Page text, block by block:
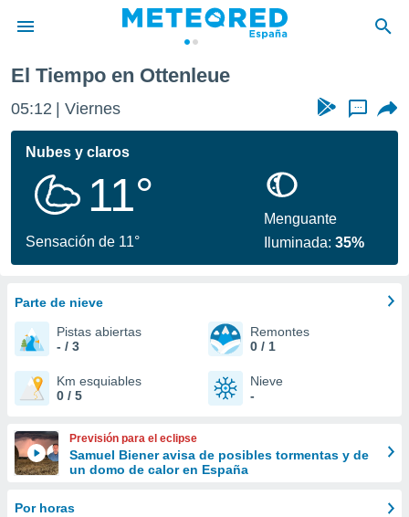
de
por
se
calidad.
a este
las
y
forma
basada
permite
El Tiempo en Ottenleue
05:12 Viernes ...
Nubes y claros
11°
Sensación de 11°
Menguante
Iluminada:35%
Parte de nieve
Pistas abiertas
- / 3
Remontes
0 / 1
Km esquiables
0 / 5
Nieve
-
Previsión para el eclipse
Samuel Biener avisa de posibles tormentas y de
un domo de calor en España
Por horas